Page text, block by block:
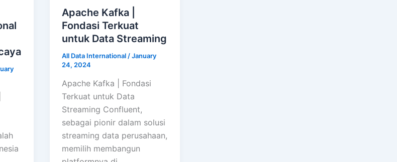
Apache Kafka |
Fondasi Terkuat
untuk Data Streaming
All Data International /January
24, 2024
Apache Kafka | Fondasi
Terkuat untuk Data
Streaming Confluent,
sebagai pionir dalam solusi
streaming data perusahaan,
memilih membangun